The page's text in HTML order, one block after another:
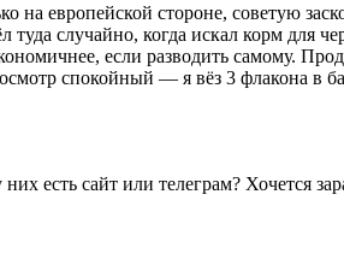
на европейской стороне, советую
туда случайно, когда искал корм для
если разводить самому.
спокойный — я вёз 3 флакона в
есть сайт или телеграм? Хочется